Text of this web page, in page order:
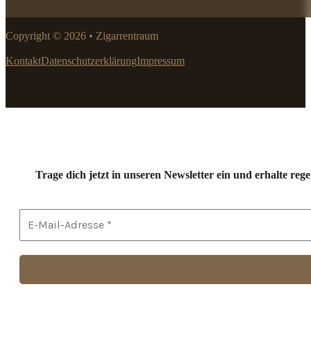
Copyright © 2026 • Zigarrentraum
KontaktDatenschutzerklärungImpressum
Trage dich jetzt in unseren Newsletter ein und erhalte